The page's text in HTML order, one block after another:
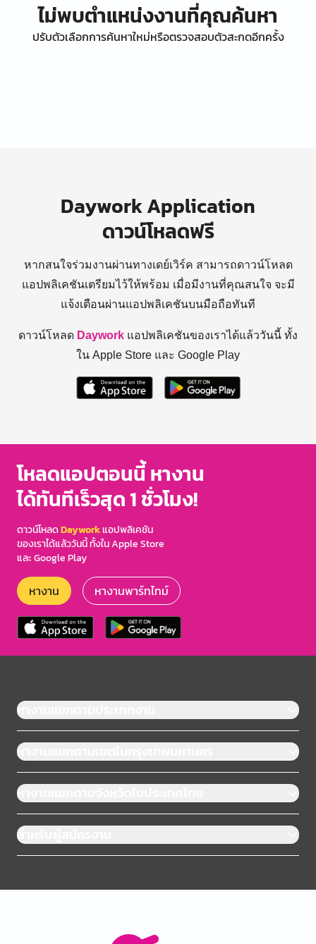
ไม่พบตำแหน่งงานที่คุณค้นหา
ปรับตัวเลือกการค้นหาใหม่หรือตรวจสอบตัวสะกดอีกครั้ง
Daywork Application
ดาวน์โหลดฟรี
หากสนใจร่วมงานผ่านทางเดย์เวิร์ค สามารถดาวน์โหลด
แอปพลิเคชันเตรียมไว้ให้พร้อม เมื่อมีงานที่คุณสนใจ จะมี
แจ้งเตือนผ่านแอปพลิเคชันบนมือถือทันที
ดาวน์โหลด Daywork แอปพลิเคชันของเราได้แล้ววันนี้ ทั้ง
ใน Apple Store และ Google Play
โหลดแอปตอนนี้ หางาน
ได้ทันทีเร็วสุด 1 ชั่วโมง!
ดาวน์โหลดDayworkแอปพลิเคชัน
ของเราได้แล้ววันนี้ ทั้งใน Apple Store
และ Google Play
หางาน หางานพาร์ทไทม์
หางานแยกตามประเภทงาน
หางานแยกตามเขตในกรุงเทพมหานคร
หางานแยกตามจังหวัดในประเทศไทย
สำหรับผู้สมัครงาน